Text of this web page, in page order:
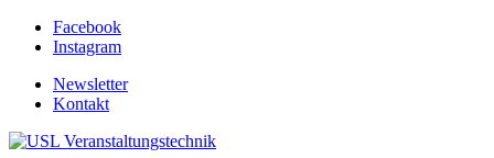
Facebook
Instagram
Newsletter
Kontakt